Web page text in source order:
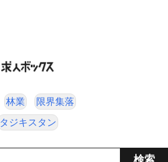
林業 限界集落
タジキスタン